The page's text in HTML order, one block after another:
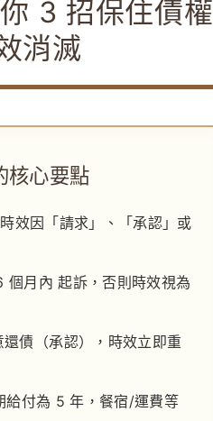
3 招保住債權
消滅
核心要點
時效因「請求」、「承認」或
個月內 起訴，否則時效視為
債（承認），時效立即重
給付為 5 年，餐宿/運費等